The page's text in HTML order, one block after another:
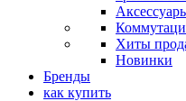
Хиты
Новинки
Бренды
как купить